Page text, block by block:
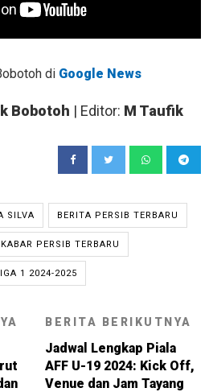
di Google News
Bobotoh | Editor: M Taufik
SILVA BERITA PERSIB TERBARU
KABAR PERSIB TERBARU
1 2024-2025
BERITA BERIKUTNYA
Jadwal Lengkap Piala
AFF U-19 2024: Kick Off,
Venue dan Jam Tayang